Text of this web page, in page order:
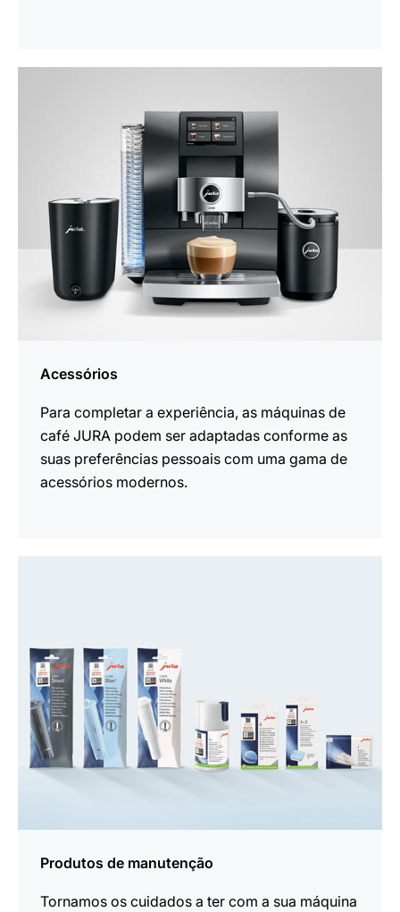
Acessórios
Para completar a experiência, as máquinas de
café JURA podem ser adaptadas conforme as
suas preferências pessoais com uma gama de
acessórios modernos.
Produtos de manutenção
Tornamos os cuidados a ter com a sua máquina